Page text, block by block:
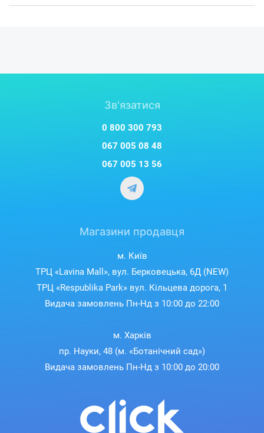
Зв'язатися
0 800 300 793
067 005 08 48
067 005 13 56
Магазини продавця
м. Київ
ТРЦ «Lavina Mall», вул. Берковецька, 6Д (NEW)
ТРЦ «Respublika Park» вул. Кільцева дорога, 1
Видача замовлень Пн-Нд з 10:00 до 22:00
м. Харків
пр. Науки, 48 (м. «Ботанічний сад»)
Видача замовлень Пн-Нд з 10:00 до 20:00